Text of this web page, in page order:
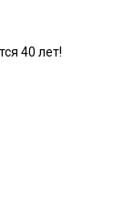
40 лет!